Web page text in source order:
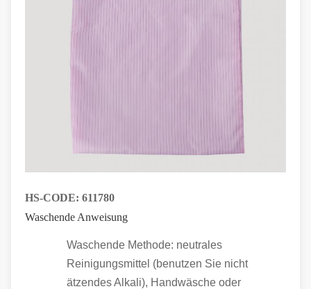
HS-CODE: 611780
Waschende Anweisung
Waschende Methode: neutrales
Reinigungsmittel (benutzen Sie nicht
ätzendes Alkali), Handwäsche oder